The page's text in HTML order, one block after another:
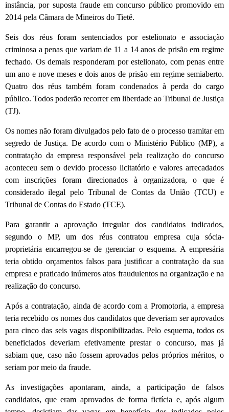
instância, por suposta fraude em concurso público promovido em
2014 pela Câmara de Mineiros do Tietê.
Seis dos réus foram sentenciados por estelionato e associação
criminosa a penas que variam de 11 a 14 anos de prisão em regime
fechado. Os demais responderam por estelionato, com penas entre
um ano e nove meses e dois anos de prisão em regime semiaberto.
Quatro dos réus também foram condenados à perda do cargo
público. Todos poderão recorrer em liberdade ao Tribunal de Justiça
(TJ).
Os nomes não foram divulgados pelo fato de o processo tramitar em
segredo de Justiça. De acordo com o Ministério Público (MP), a
contratação da empresa responsável pela realização do concurso
aconteceu sem o devido processo licitatório e valores arrecadados
com inscrições foram direcionados à organizadora, o que é
considerado ilegal pelo Tribunal de Contas da União (TCU) e
Tribunal de Contas do Estado (TCE).
Para garantir a aprovação irregular dos candidatos indicados,
segundo o MP, um dos réus contratou empresa cuja sócia-
proprietária encarregou-se de gerenciar o esquema. A empresária
teria obtido orçamentos falsos para justificar a contratação da sua
empresa e praticado inúmeros atos fraudulentos na organização e na
realização do concurso.
Após a contratação, ainda de acordo com a Promotoria, a empresa
teria recebido os nomes dos candidatos que deveriam ser aprovados
para cinco das seis vagas disponibilizadas. Pelo esquema, todos os
beneficiados deveriam efetivamente prestar o concurso, mas já
sabiam que, caso não fossem aprovados pelos próprios méritos, o
seriam por meio da fraude.
As investigações apontaram, ainda, a participação de falsos
candidatos, que eram aprovados de forma fictícia e, após algum